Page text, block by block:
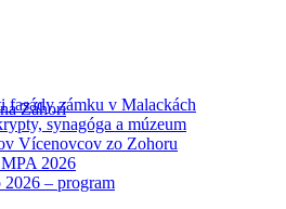
Záhorí
fasády zámku v Malackách
synagóga a múzeum
Vícenovcov zo Zohoru
2026
– program